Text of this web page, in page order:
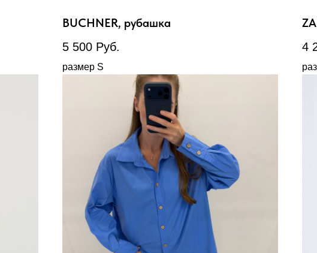
BUCHNER, рубашка
5 500 Руб.
размер S
4